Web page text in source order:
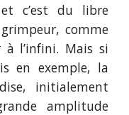
c’est du libre
comme
à l’infini. Mais si
en exemple, la
initialement
amplitude